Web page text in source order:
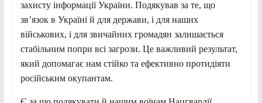
захисту інформації України. Подякував за те, що
зв’язок в Україні й для держави, і для наших
військових, і для звичайних громадян залишається
стабільним попри всі загрози. Це важливий результат,
який допомагає нам стійко та ефективно протидіяти
російським окупантам.